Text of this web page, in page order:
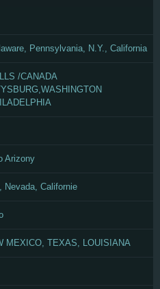
Pennsylvania, N.Y., California
/CANADA
Arizony
Nevada, Californie
MEXICO, TEXAS, LOUISIANA